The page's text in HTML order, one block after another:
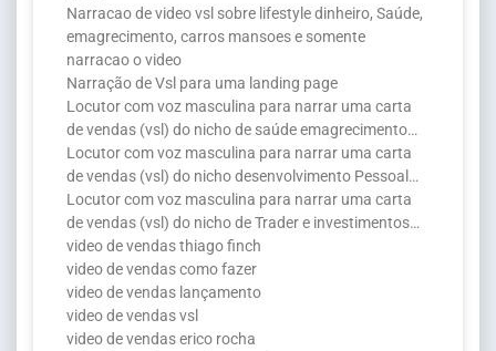
Narracao de video vsl sobre lifestyle dinheiro, Saúde,
emagrecimento, carros mansoes e somente
narracao o video
Narração de Vsl para uma landing page
Locutor com voz masculina para narrar uma carta
de vendas (vsl) do nicho de saúde emagrecimento…
Locutor com voz masculina para narrar uma carta
de vendas (vsl) do nicho desenvolvimento Pessoal…
Locutor com voz masculina para narrar uma carta
de vendas (vsl) do nicho de Trader e investimentos…
video de vendas thiago finch
video de vendas como fazer
video de vendas lançamento
video de vendas vsl
video de vendas erico rocha